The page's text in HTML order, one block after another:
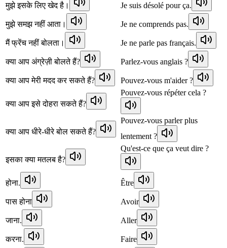
मुझे इसके लिए खेद है। Je suis désolé pour ça.
मुझे समझ नहीं आता। Je ne comprends pas.
मैं फ्रेंच नहीं बोलता। Je ne parle pas français.
क्या आप अंग्रेज़ी बोलते हैं? Parlez-vous anglais ?
क्या आप मेरी मदद कर सकते हैं? Pouvez-vous m'aider ?
क्या आप इसे दोहरा सकते हैं?
Pouvez-vous répéter cela ?
क्या आप धीरे-धीरे बोल सकते हैं?
Pouvez-vous parler plus
lentement ?
इसका क्या मतलब है?
Qu'est-ce que ça veut dire ?
होना. Être
पास होना Avoir
जाना. Aller
करना. Faire